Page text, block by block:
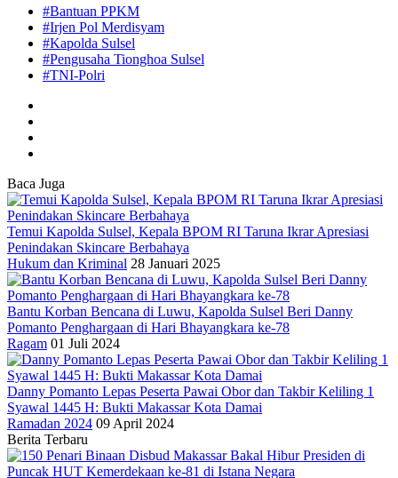
#Bantuan PPKM
#Irjen Pol Merdisyam
#Kapolda Sulsel
#Pengusaha Tionghoa Sulsel
#TNI-Polri
Baca Juga
Temui Kapolda Sulsel, Kepala BPOM RI Taruna Ikrar Apresiasi
Penindakan Skincare Berbahaya
Hukum dan Kriminal 28 Januari 2025
Bantu Korban Bencana di Luwu, Kapolda Sulsel Beri Danny
Pomanto Penghargaan di Hari Bhayangkara ke-78
Ragam 01 Juli 2024
Danny Pomanto Lepas Peserta Pawai Obor dan Takbir Keliling 1
Syawal 1445 H: Bukti Makassar Kota Damai
Ramadan 2024 09 April 2024
Berita Terbaru